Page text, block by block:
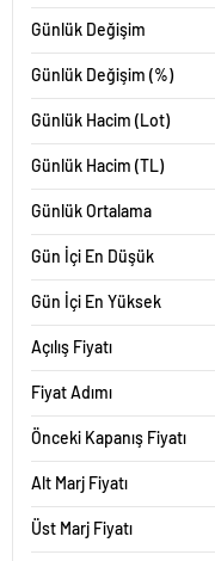
Günlük Değişim
Günlük Değişim (%)
Günlük Hacim (Lot)
Günlük Hacim (TL)
Günlük Ortalama
Gün İçi En Düşük
Gün İçi En Yüksek
Açılış Fiyatı
Fiyat Adımı
Önceki Kapanış Fiyatı
Alt Marj Fiyatı
Üst Marj Fiyatı